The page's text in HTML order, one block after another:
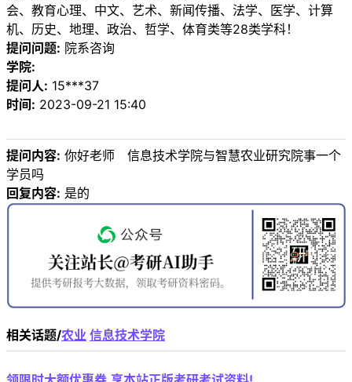
会、教育心理、中文、艺术、新闻传播、法学、医学、计算
机、历史、地理、政治、哲学、体育类等28类学科！
提问问题: 院系咨询
学院:
提问人: 15***37
时间: 2023-09-21 15:40
提问内容: 你好老师 信息技术学院与智慧农业研究院事一个
学员吗
回复内容: 是的
相关话题/农业 信息技术学院